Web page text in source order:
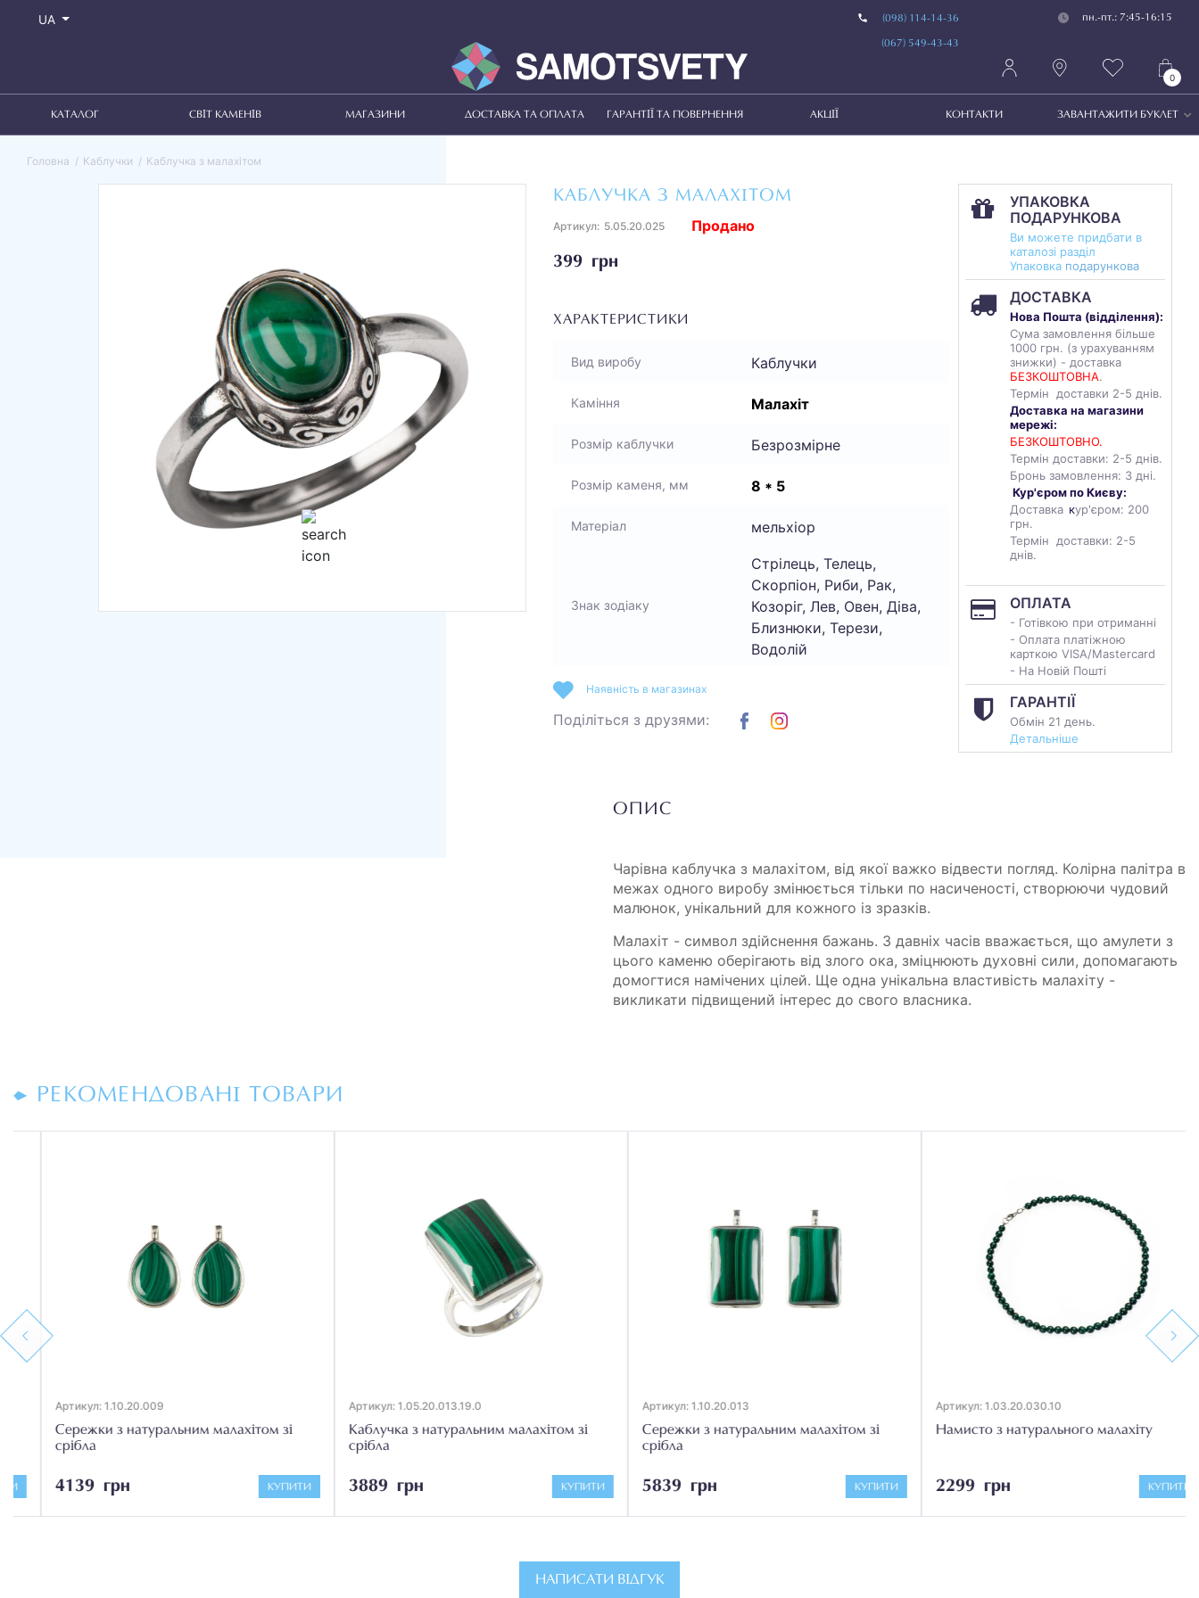
UA (098) 114-14-36
(067) 549-43-43
пн.-пт.: 7:45-16:15
0
КАТАЛОГ СВІТ КАМЕНІВ МАГАЗИНИ ДОСТАВКА ТА ОПЛАТА ГАРАНТІЇ ТА ПОВЕРНЕННЯ АКЦІЇ КОНТАКТИ ЗАВАНТАЖИТИ БУКЛЕТ
Головна Каблучки Каблучка з малахітом
КАБЛУЧКА З МАЛАХІТОМ
Артикул: 5.05.20.025
399 грн
Продано
ХАРАКТЕРИСТИКИ
Вид виробу Каблучки
Каміння Малахіт
Розмір каблучки Безрозмірне
Розмір каменя, мм 8 * 5
Матеріал мельхіор
Знак зодіаку
Стрілець, Телець,
Скорпіон, Риби, Рак,
Козоріг, Лев, Овен, Діва,
Близнюки, Терези,
Водолій
УПАКОВКА
ПОДАРУНКОВА
Ви можете придбати в
каталозі разділ
Упаковка подарункова
ДОСТАВКА
Нова Пошта (відділення):
Сума замовлення більше
1000 грн. (з урахуванням
знижки) - доставка
БЕЗКОШТОВНА.
Термін доставки 2-5 днів.
Доставка на магазини
мережі:
БЕЗКОШТОВНО.
Термін доставки: 2-5 днів.
Бронь замовлення: 3 дні.
Кур'єром по Києву:
Доставка кур'єром: 200
грн.
Термін доставки: 2-5
днів.
ОПЛАТА
- Готівкою при отриманні
- Оплата платіжною
карткою VISA/Mastercard
- На Новій Пошті
ГАРАНТІЇ
Обмін 21 день.
Детальніше
Наявність в магазинах
Поділіться з друзями:
ОПИС
Чарівна каблучка з малахітом, від якої важко відвести погляд. Колірна палітра в
межах одного виробу змінюється тільки по насиченості, створюючи чудовий
малюнок, унікальний для кожного із зразків.
Малахіт - символ здійснення бажань. З давніх часів вважається, що амулети з
цього каменю оберігають від злого ока, зміцнюють духовні сили, допомагають
домогтися намічених цілей. Ще одна унікальна властивість малахіту -
викликати підвищений інтерес до свого власника.
РЕКОМЕНДОВАНІ ТОВАРИ
Previous
Артикул: 1.10.20.009
Сережки з натуральним малахітом зі
срібла
4139 грн КУПИТИ
Артикул: 1.05.20.013.19.0
Каблучка з натуральним малахітом зі
срібла
3889 грн КУПИТИ
Артикул: 1.10.20.013
Сережки з натуральним малахітом зі
срібла
5839 грн КУПИТИ
Артикул: 1.03.20.030.10
Намисто з натурального малахіту
2299 грн КУПИТИ
Next
НАПИСАТИ ВІДГУК